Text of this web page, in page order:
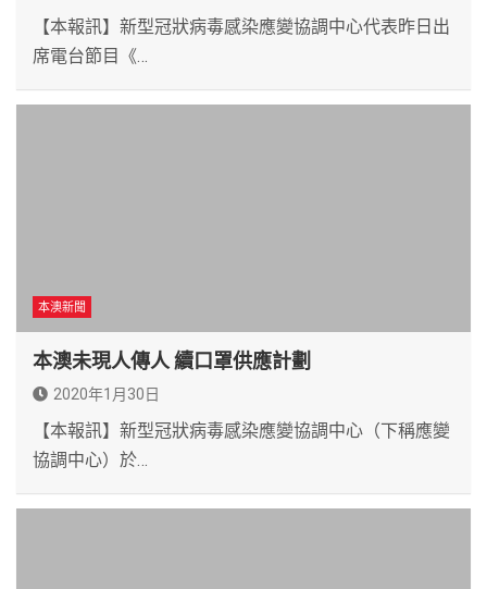
【本報訊】新型冠狀病毒感染應變協調中心代表昨日出
席電台節目《…
本澳新聞
本澳未現人傳人 續口罩供應計劃
2020年1月30日
【本報訊】新型冠狀病毒感染應變協調中心（下稱應變
協調中心）於…